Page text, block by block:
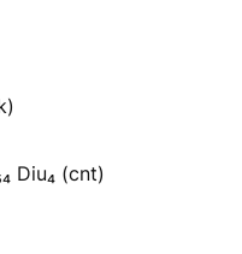
Diu₄ (cnt)